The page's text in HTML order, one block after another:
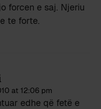
forcen e saj. Njeriu
te forte.
at 12:06 pm
edhe që fetë e